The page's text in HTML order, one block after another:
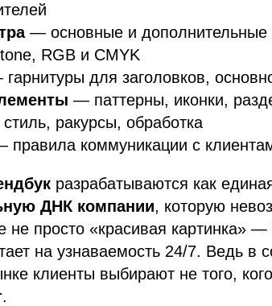
— основные и дополнительные
RGB и CMYK
для заголовков,
— паттерны, иконки,
ракурсы, обработка
коммуникации с
разрабатываются как
ДНК компании, которую
просто «красивая картинка» —
на узнаваемость 24/7. Ведь в
клиенты выбирают не того,
.